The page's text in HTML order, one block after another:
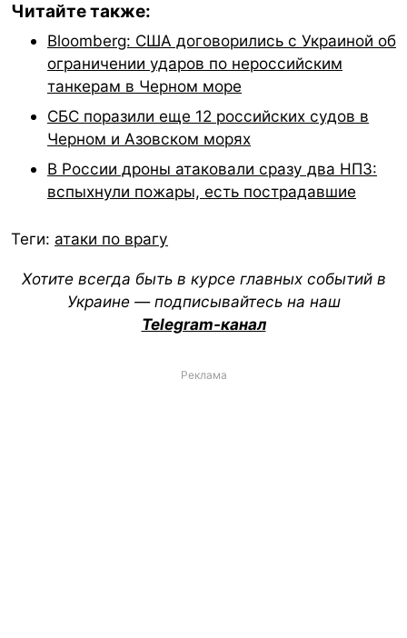
Читайте также:
Bloomberg: США договорились с Украиной об
ограничении ударов по нероссийским
танкерам в Черном море
СБС поразили еще 12 российских судов в
Черном и Азовском морях
В России дроны атаковали сразу два НПЗ:
вспыхнули пожары, есть пострадавшие
Теги: атаки по врагу
Хотите всегда быть в курсе главных событий в
Украине — подписывайтесь на наш
Telegram-канал
Реклама